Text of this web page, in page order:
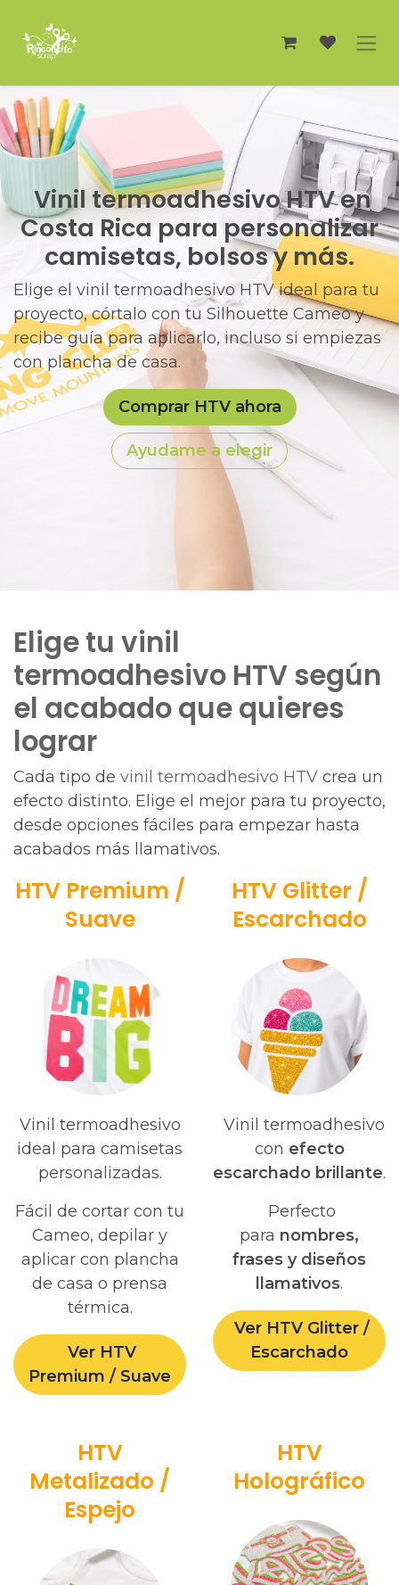
Vinil termoadhesivo HTV en
Costa Rica para personalizar
camisetas, bolsos y más.
Elige el vinil termoadhesivo HTV ideal para tu
proyecto, córtalo con tu Silhouette Cameo y
recibe guía para aplicarlo, incluso si empiezas
con plancha de casa.
Comprar HTV ahora
Ayudame a elegir
Elige tu vinil
termoadhesivo HTV según
el acabado que quieres
lograr
Cada tipo de vinil termoadhesivo HTV crea un
efecto distinto. Elige el mejor para tu proyecto,
desde opciones fáciles para empezar hasta
acabados más llamativos.
HTV Premium /
Suave
Vinil termoadhesivo
ideal para camisetas
personalizadas.
Fácil de cortar con tu
Cameo, depilar y
aplicar con plancha
de casa o prensa
térmica.
Ver HTV
Premium / Suave
HTV Glitter /
Escarchado
Vinil termoadhesivo
con efecto
escarchado brillante.
Perfecto
para nombres,
frases y diseños
llamativos.
Ver HTV Glitter /
Escarchado
HTV
Metalizado /
Espejo
HTV
Holográfico